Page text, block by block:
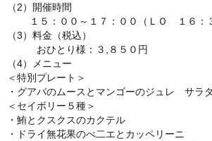
（2）開催時間
１５：００～１７：００（ＬＯ １６：３
（3）料金（税込）
おひとり様：３,８５０円
（4）メニュー
＜特別プレート＞
・グアバのムースとマンゴーのジュレ サラ
＜セイボリー５種＞
・鮪とクスクスのカクテル
・ドライ無花果のべ二エとカッペリーニ